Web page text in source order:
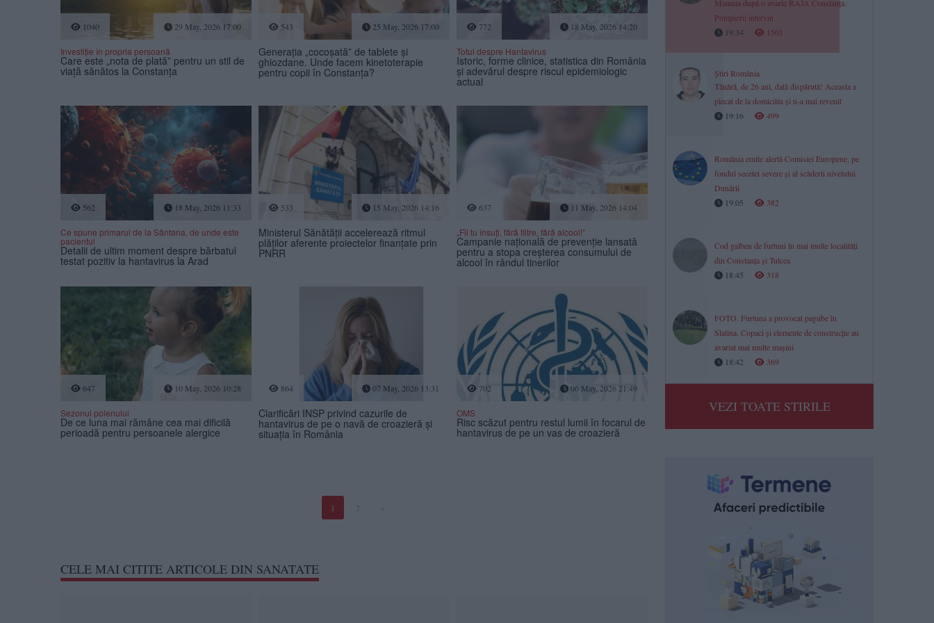
1040 29 May, 2026 17:00
Investiție în propria persoană
Care este „nota de plată” pentru un stil de
viață sănătos la Constanța
543 25 May, 2026 17:00
Generația „cocoșată” de tablete și
ghiozdane. Unde facem kinetoterapie
pentru copii în Constanța?
772 18 May, 2026 14:20
Totul despre Hantavirus
Istoric, forme clinice, statistica din România
și adevărul despre riscul epidemiologic
actual
562 18 May, 2026 11:33
Ce spune primarul de la Sântana, de unde este
pacientul
Detalii de ultim moment despre bărbatul
testat pozitiv la hantavirus la Arad
533 15 May, 2026 14:16
Ministerul Sănătății accelerează ritmul
plăților aferente proiectelor finanțate prin
PNRR
637 11 May, 2026 14:04
„Fii tu însuți, fără filtre, fără alcool!”
Campanie națională de prevenție lansată
pentru a stopa creșterea consumului de
alcool în rândul tinerilor
647 10 May, 2026 10:28
Sezonul polenului
De ce luna mai rămâne cea mai dificilă
perioadă pentru persoanele alergice
864 07 May, 2026 13:31
Clarificări INSP privind cazurile de
hantavirus de pe o navă de croazieră și
situația în România
702 06 May, 2026 21:49
OMS
Risc scăzut pentru restul lumii în focarul de
hantavirus de pe un vas de croazieră
1 2
CELE MAI CITITE ARTICOLE DIN SANATATE
Mamaia după o avarie RAJA Constanța.
Pompierii intervin
19:34
1501
Știri România
Tânără, de 26 ani, dată dispărută! Aceasta a
plecat de la domiciliu și n-a mai revenit
19:16
499
România emite alertă Comisiei Europene, pe
fondul secetei severe și al scăderii nivelului
Dunării
19:05
382
Cod galben de furtuni în mai multe localități
din Constanța și Tulcea
18:45
318
FOTO. Furtuna a provocat pagube în
Slatina. Copaci și elemente de construcție au
avariat mai multe mașini
18:42
369
VEZI TOATE STIRILE